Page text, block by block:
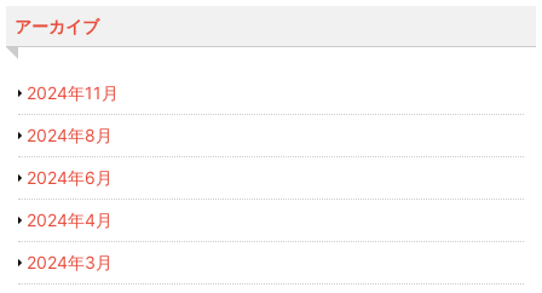
アーカイブ
2024年11月
2024年8月
2024年6月
2024年4月
2024年3月